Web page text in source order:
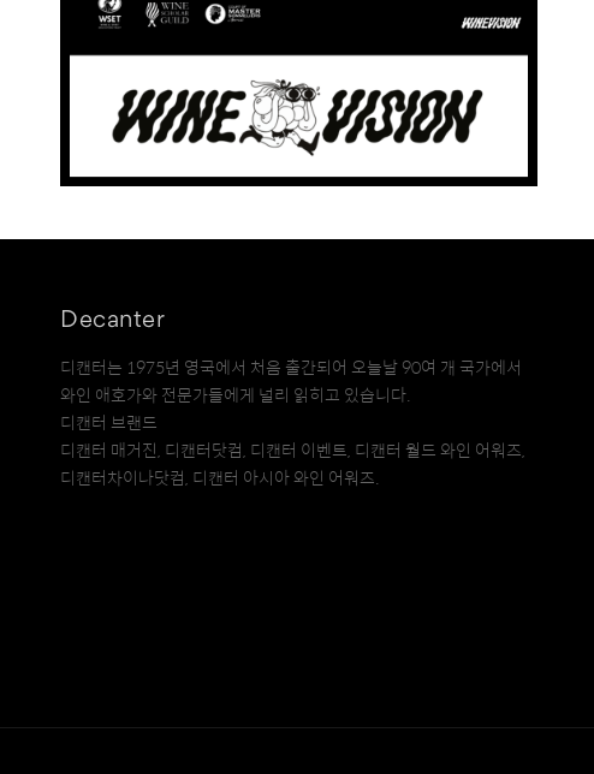
Decanter
디캔터는 1975년 영국에서 처음 출간되어 오늘날 90여 개 국가에서
와인 애호가와 전문가들에게 널리 읽히고 있습니다.
디캔터 브랜드
디캔터 매거진, 디캔터닷컴, 디캔터 이벤트, 디캔터 월드 와인 어워즈,
디캔터차이나닷컴, 디캔터 아시아 와인 어워즈.